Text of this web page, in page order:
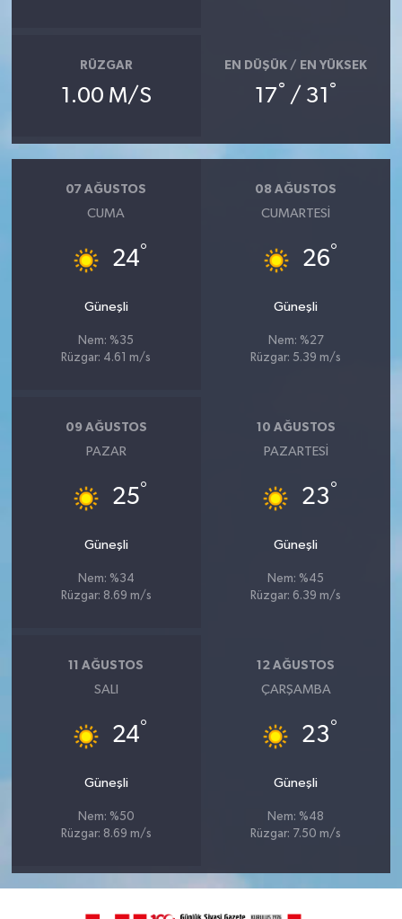
RÜZGAR
1.00 M/S
EN DÜŞÜK / EN YÜKSEK
17° / 31 °
07 AĞUSTOS
CUMA
24°
Güneşli
Nem: %35
Rüzgar: 4.61 m/s
08 AĞUSTOS
CUMARTESI
26°
Güneşli
Nem: %27
Rüzgar: 5.39 m/s
09 AĞUSTOS
PAZAR
25°
Güneşli
Nem: %34
Rüzgar: 8.69 m/s
10 AĞUSTOS
PAZARTESI
23°
Güneşli
Nem: %45
Rüzgar: 6.39 m/s
11 AĞUSTOS
SALI
24°
Güneşli
Nem: %50
Rüzgar: 8.69 m/s
12 AĞUSTOS
ÇARŞAMBA
23°
Güneşli
Nem: %48
Rüzgar: 7.50 m/s